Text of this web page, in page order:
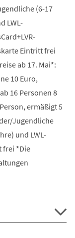
(6-17
LWL-
Eintritt frei
ab 17. Mai*:
10 Euro,
16 Personen 8
ermäßigt 5
Jugendliche
und LWL-
frei *Die